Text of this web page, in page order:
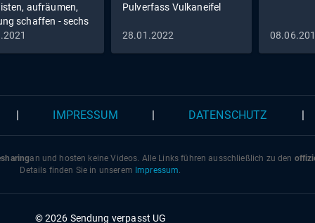
aufräumen,
schaffen - sechs
zum Erfolg
Pulverfass Vulkaneifel
28.01.2022
IMPRESSUM DATENSCHUTZ
an und hosten keine Videos. Alle Links führen ausschließlich zu den
Details finden Sie in unserem Impressum.
© 2026 Sendung verpasst UG